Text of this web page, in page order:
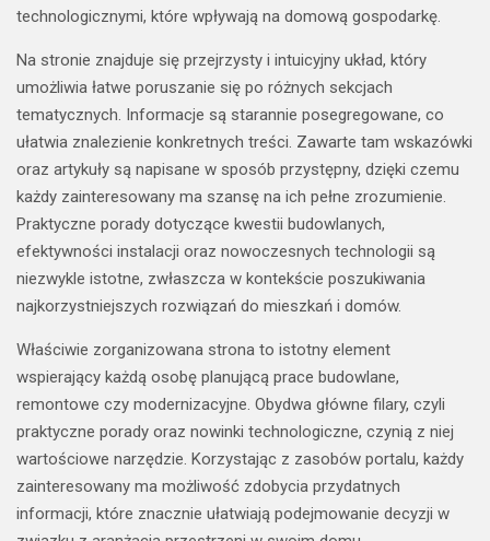
technologicznymi, które wpływają na domową gospodarkę.
Na stronie znajduje się przejrzysty i intuicyjny układ, który
umożliwia łatwe poruszanie się po różnych sekcjach
tematycznych. Informacje są starannie posegregowane, co
ułatwia znalezienie konkretnych treści. Zawarte tam wskazówki
oraz artykuły są napisane w sposób przystępny, dzięki czemu
każdy zainteresowany ma szansę na ich pełne zrozumienie.
Praktyczne porady dotyczące kwestii budowlanych,
efektywności instalacji oraz nowoczesnych technologii są
niezwykle istotne, zwłaszcza w kontekście poszukiwania
najkorzystniejszych rozwiązań do mieszkań i domów.
Właściwie zorganizowana strona to istotny element
wspierający każdą osobę planującą prace budowlane,
remontowe czy modernizacyjne. Obydwa główne filary, czyli
praktyczne porady oraz nowinki technologiczne, czynią z niej
wartościowe narzędzie. Korzystając z zasobów portalu, każdy
zainteresowany ma możliwość zdobycia przydatnych
informacji, które znacznie ułatwiają podejmowanie decyzji w